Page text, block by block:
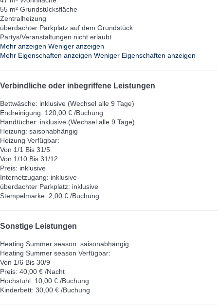
55 m² Grundstücksfläche
Zentralheizung
überdachter Parkplatz auf dem Grundstück
Partys/Veranstaltungen nicht erlaubt
Mehr anzeigen Weniger anzeigen
Mehr Eigenschaften anzeigen Weniger Eigenschaften anzeigen
Verbindliche oder inbegriffene Leistungen
Bettwäsche: inklusive (Wechsel alle 9 Tage)
Endreinigung: 120,00 € /Buchung
Handtücher: inklusive (Wechsel alle 9 Tage)
Heizung: saisonabhängig
Heizung Verfügbar:
Von 1/1 Bis 31/5
Von 1/10 Bis 31/12
Preis: inklusive
Internetzugang: inklusive
überdachter Parkplatz: inklusive
Stempelmarke: 2,00 € /Buchung
Sonstige Leistungen
Heating Summer season: saisonabhängig
Heating Summer season Verfügbar:
Von 1/6 Bis 30/9
Preis: 40,00 € /Nacht
Hochstuhl: 10,00 € /Buchung
Kinderbett: 30,00 € /Buchung